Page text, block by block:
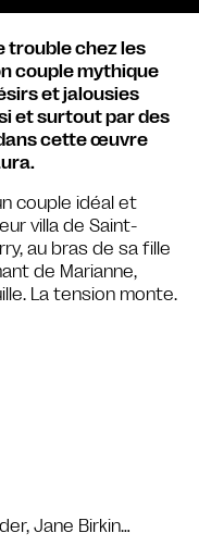
Jane Birkin…
trouble chez les
couple mythique
et jalousies
et surtout par des
cette œuvre
couple idéal et
villa de Saint-
au bras de sa fille
de Marianne,
La tension monte.